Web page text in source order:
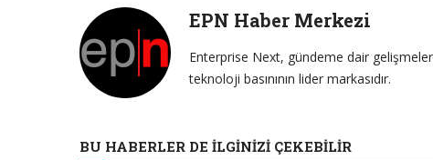
EPN Haber Merkezi
Enterprise Next, gündeme dair
teknoloji basınının lider markasıdır.
BU HABERLER DE İLGINIZI ÇEKEBILIR